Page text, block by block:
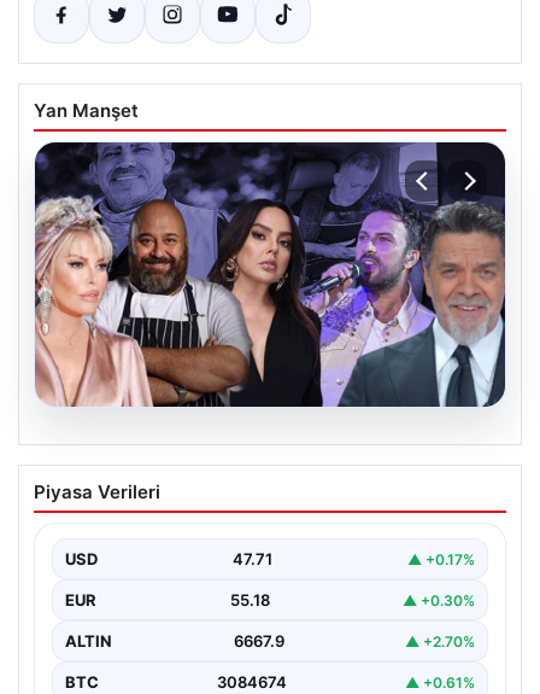
Yan Manşet
06.08.2026
MASAK Raporunda Ahbap Derneği’ne
Yapılan Ünlü Bağışları ve Soruşturmanın
Ahbap Derneği'ne yönelik devam eden soruşturma
incelemesi yapıldı. Mali…
Piyasa Verileri
USD 47.71 ▲ +0.17%
EUR 55.18 ▲ +0.30%
ALTIN 6667.9 ▲ +2.70%
BTC 3084674 ▲ +0.61%